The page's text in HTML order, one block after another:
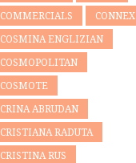
COMMERCIALS CONNEX
COSMINA ENGLIZIAN
COSMOPOLITAN
COSMOTE
CRINA ABRUDAN
CRISTIANA RADUTA
CRISTINA RUS